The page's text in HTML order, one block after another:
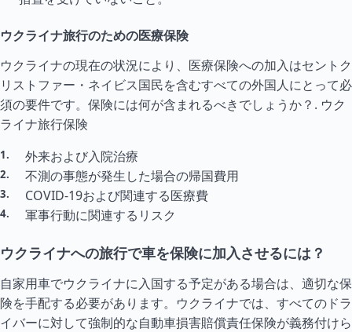
ウクライナ旅行のための医療保険
ウクライナの現在の状況により、医療保険への加入はセントク
リストファー・ネイビス国民を含むすべての外国人にとって必
須の要件です。保険には何が含まれるべきでしょうか？. ウク
ライナ旅行保険
外来および入院治療
不測の事態が発生した場合の帰国費用
COVID-19および関連する医療費
軍事行動に関連するリスク
ウクライナへの旅行で車を保険に加入させるには？
自家用車でウクライナに入国する予定がある場合は、適切な保
険を手配する必要があります。ウクライナでは、すべてのドラ
イバーに対して強制的な自動車損害賠償責任保険が義務付けら